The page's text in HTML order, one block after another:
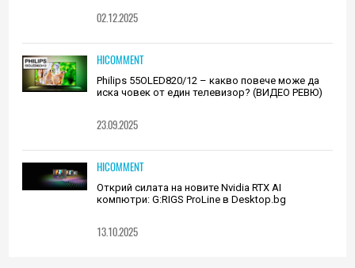
02.12.2025
HICOMMENT
Philips 55OLED820/12 – какво повече може да
иска човек от един телевизор? (ВИДЕО РЕВЮ)
23.09.2025
HICOMMENT
Открий силата на новите Nvidia RTX AI
компютри: G:RIGS ProLine в Desktop.bg
13.10.2025